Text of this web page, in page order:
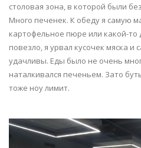
столовая зона, в которой были
Много печенек. К обеду я самую
картофельное пюре или какой-то
повезло, я урвал кусочек мяска и
удачливы. Еды было не очень
наталкивался печеньем. Зато
тоже ноу лимит.